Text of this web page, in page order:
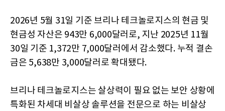
2026년 5월 31일 기준 브리나 테크놀로지스의 현금 및
현금성 자산은 943만 6,000달러로, 지난 2025년 11월
30일 기준 1,372만 7,000달러에서 감소했다. 누적 결손
금은 5,638만 3,000달러로 확대됐다.
브리나 테크놀로지스는 살상력이 필요 없는 보안 상황에
특화된 차세대 비살상 솔루션을 전문으로 하는 비살상